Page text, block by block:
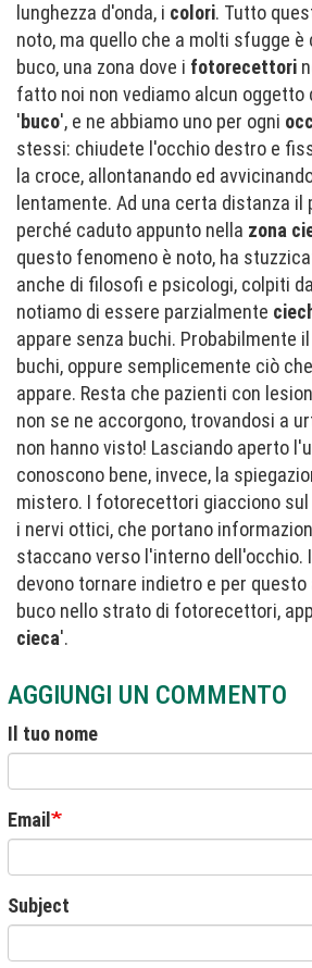
lunghezza d'onda, i colori. Tutto
noto, ma quello che a molti sfugge è
buco, una zona dove i fotorecettori
fatto noi non vediamo alcun oggetto
'buco', e ne abbiamo uno per ogni
stessi: chiudete l'occhio destro e
la croce, allontanando ed
lentamente. Ad una certa distanza il
perché caduto appunto nella zona
questo fenomeno è noto, ha
anche di filosofi e psicologi, colpiti
notiamo di essere parzialmente
appare senza buchi. Probabilmente
buchi, oppure semplicemente ciò
appare. Resta che pazienti con
non se ne accorgono, trovandosi a
non hanno visto! Lasciando aperto
conoscono bene, invece, la
mistero. I fotorecettori giacciono sul
i nervi ottici, che portano
staccano verso l'interno dell'occhio. I
devono tornare indietro e per
buco nello strato di fotorecettori,
cieca'.
AGGIUNGI UN COMMENTO
Il tuo nome
Email
Subject